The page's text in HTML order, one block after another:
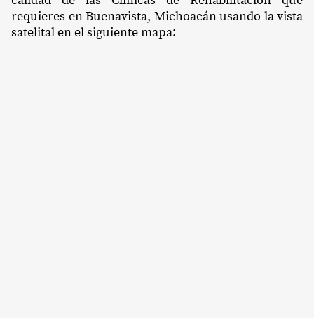
requieres en Buenavista, Michoacán usando la vista
satelital en el siguiente mapa: